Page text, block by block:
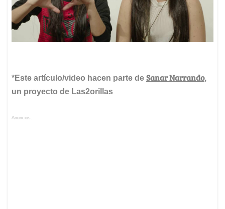
*Este artículo/video hacen parte de Sanar Narrando,
un proyecto de Las2orillas
Anuncios.